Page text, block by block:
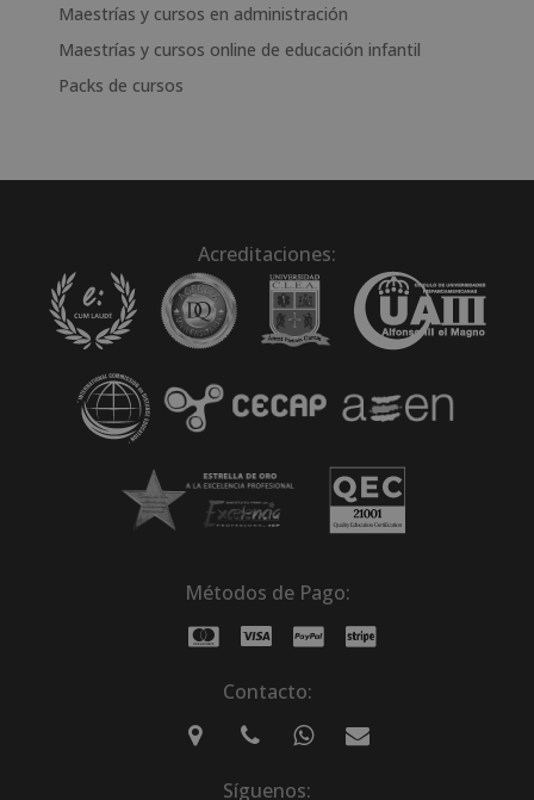
Maestrías y cursos en administración
Maestrías y cursos online de educación infantil
Packs de cursos
Acreditaciones:
Métodos de Pago:
Contacto:
Síguenos: